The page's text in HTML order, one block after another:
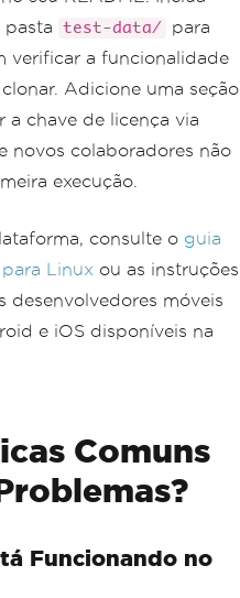
pasta
test-data/
para
verificar a funcionalidade
Adicione uma seção
chave de licença via
novos colaboradores não
execução.
consulte o guia
Linux ou as instruções
desenvolvedores móveis
e iOS disponíveis na
Comuns
Funcionando no